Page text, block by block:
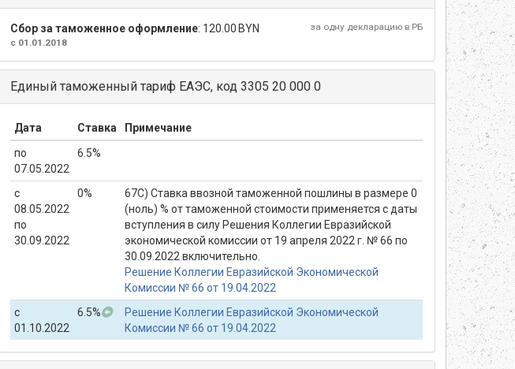
Сбор за таможенное оформление: 120.00 BYN
за одну декларацию в РБ
с 01.01.2018
Единый таможенный тариф ЕАЭС, код 3305 20 000 0
Дата Ставка
Примечание
по
07.05.2022
6.5%
с
08.05.2022
по
30.09.2022
0%
67С) Ставка ввозной таможенной пошлины в размере 0
(ноль) % от таможенной стоимости применяется с даты
вступления в силу Решения Коллегии Евразийской
экономической комиссии от 19 апреля 2022 г. № 66 по
30.09.2022 включительно.
Решение Коллегии Евразийской Экономической
Комиссии № 66 от 19.04.2022
с
01.10.2022
6.5%
Решение Коллегии Евразийской Экономической
Комиссии № 66 от 19.04.2022